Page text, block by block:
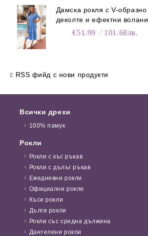
Дамска рокля с V-образно
деколте и ефектни волани
€51.99 101.68лв.
RSS фийд с нови продукти
Всички дрехи
100% памук
Рокли
Рокли с къс ръкав
Рокли с дълъг ръкав
Ежедневни рокли
Официални рокли
Къси рокли
Дълги рокли
Рокли със средна дължина
Дантелени рокли